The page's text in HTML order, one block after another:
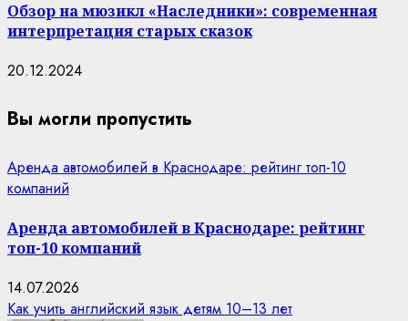
Обзор на мюзикл «Наследники»: современная
интерпретация старых сказок
20.12.2024
Вы могли пропустить
Аренда автомобилей в Краснодаре: рейтинг топ-10
компаний
Аренда автомобилей в Краснодаре: рейтинг
топ-10 компаний
14.07.2026
Как учить английский язык детям 10–13 лет